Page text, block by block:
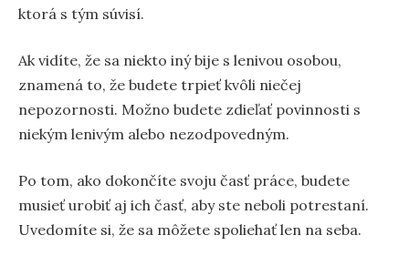
ktorá s tým súvisí.
Ak vidíte, že sa niekto iný bije s lenivou osobou,
znamená to, že budete trpieť kvôli niečej
nepozornosti. Možno budete zdieľať povinnosti s
niekým lenivým alebo nezodpovedným.
Po tom, ako dokončíte svoju časť práce, budete
musieť urobiť aj ich časť, aby ste neboli potrestaní.
Uvedomíte si, že sa môžete spoliehať len na seba.